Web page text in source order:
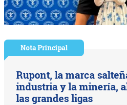
Nota Principal
Rupont, la marca
industria y la minería,
las grandes ligas